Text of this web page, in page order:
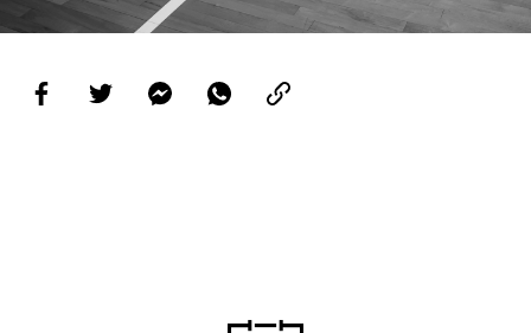
PROJETOS
LIGA BETCLIC MASCULINA